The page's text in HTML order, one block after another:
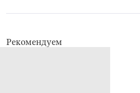
стекла.
Рекомендуем